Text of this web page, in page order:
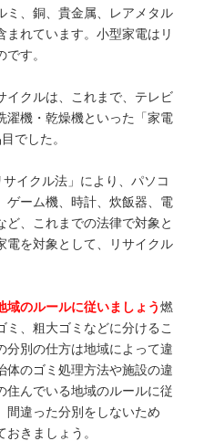
ミ、銅、貴金属、レアメタル
まれています。小型家電はリ
す。
イクルは、これまで、テレビ
濯機・乾燥機といった「家電
でした。
イクル法」により、パソコ
ゲーム機、時計、炊飯器、電
、これまでの法律で対象と
電を対象として、リサイクル
域のルールに従いましょう燃
ミ、粗大ゴミなどに分けるこ
分別の仕方は地域によって違
体のゴミ処理方法や施設の違
住んでいる地域のルールに従
間違った分別をしないため
きましょう。